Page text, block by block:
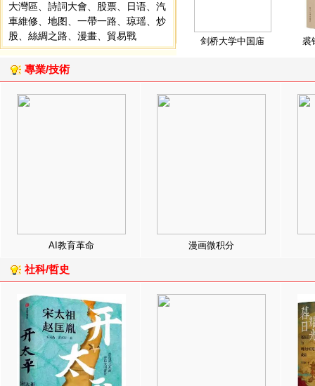
大灣區
詩詞大會 股票 日语
汽
車維修
地图 一帶一路 琼瑶
炒
股
絲綢之路 漫畫 貿易戰 剑桥大学中国庙 裘
專業/技術
AI教育革命 漫画微积分
社科/哲史